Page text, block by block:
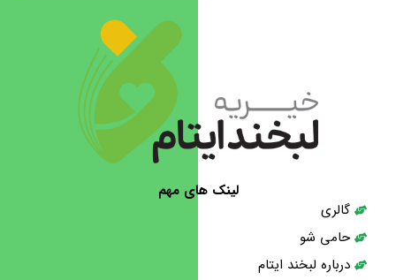
لینک های مهم
گالری
حامی شو
درباره لبخند ایتام